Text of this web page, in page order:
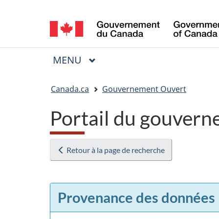
de
la
langue
Menu
MENU PRINCIPAL
Canada.ca Gouvernement Ouvert
Portail du
Retour à la page de recherche
Provenance des données